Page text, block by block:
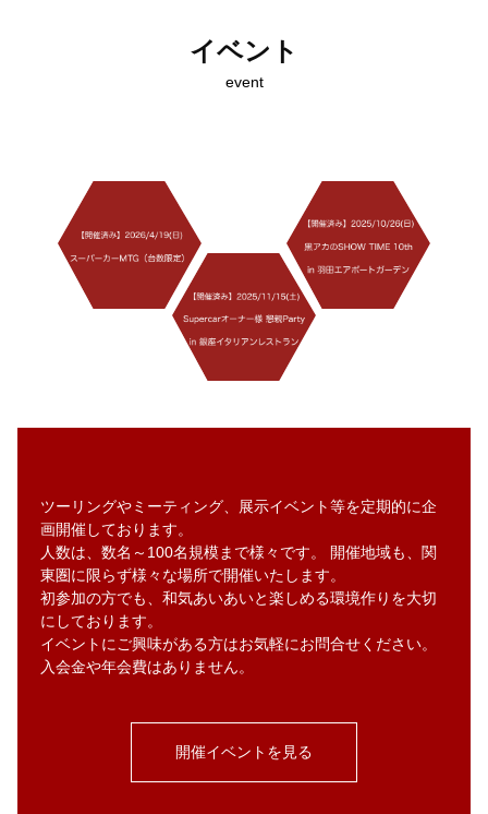
イベント
event
ツーリングやミーティング、展示イベント等を定期的に企
画開催しております。
人数は、数名～100名規模まで様々です。 開催地域も、関
東圏に限らず様々な場所で開催いたします。
初参加の方でも、和気あいあいと楽しめる環境作りを大切
にしております。
イベントにご興味がある方はお気軽にお問合せください。
入会金や年会費はありません。
開催イベントを見る